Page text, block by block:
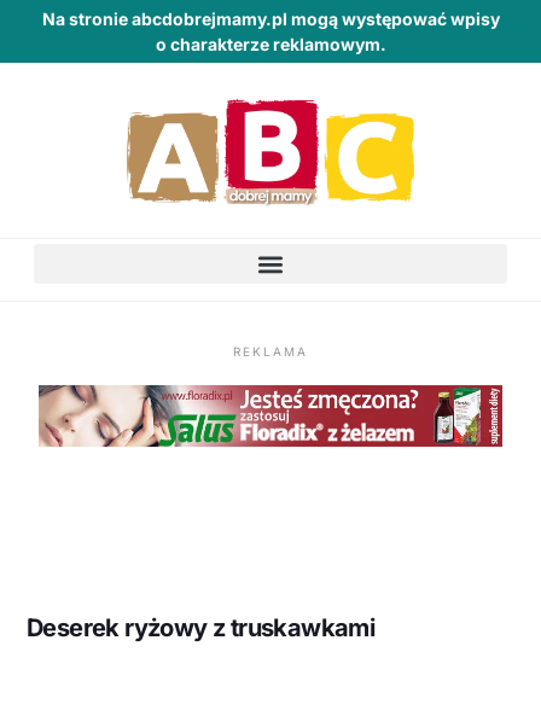
Na stronie abcdobrejmamy.pl mogą występować wpisy
o charakterze reklamowym.
REKLAMA
Deserek ryżowy z truskawkami